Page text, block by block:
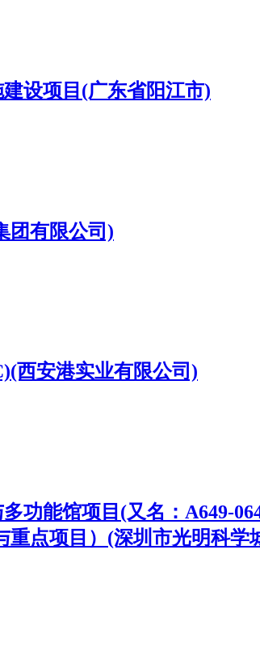
设项目(广东省阳江市)
团有限公司)
西安港实业有限公司)
功能馆项目(又名：A649-
点项目）(深圳市光明科学